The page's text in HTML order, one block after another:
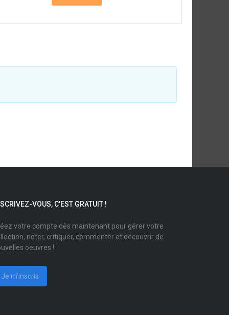
VOUS, C'EST GRATUIT !
votre compte dès maintenant pour gérer votre
noter, critiquer, commenter et découvrir de
oeuvres !
Je m'inscris